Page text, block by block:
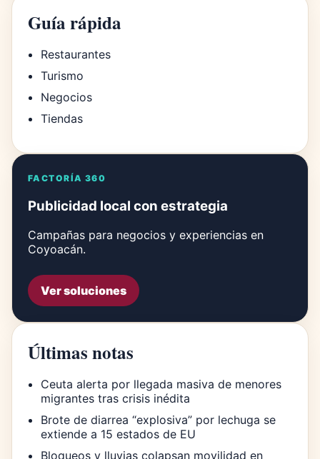
Guía rápida
Restaurantes
Turismo
Negocios
Tiendas
FACTORÍA 360
Publicidad local con estrategia
Campañas para negocios y experiencias en
Coyoacán.
Ver soluciones
Últimas notas
Ceuta alerta por llegada masiva de menores
migrantes tras crisis inédita
Brote de diarrea “explosiva” por lechuga se
extiende a 15 estados de EU
Bloqueos y lluvias colapsan movilidad en